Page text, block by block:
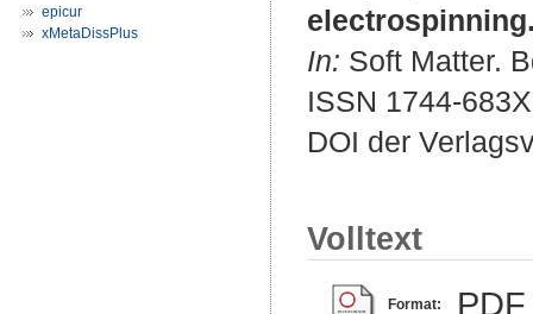
epicur
xMetaDissPlus
In: Soft Matter.
ISSN 1744-683X
DOI der
Volltext
Format: PDF